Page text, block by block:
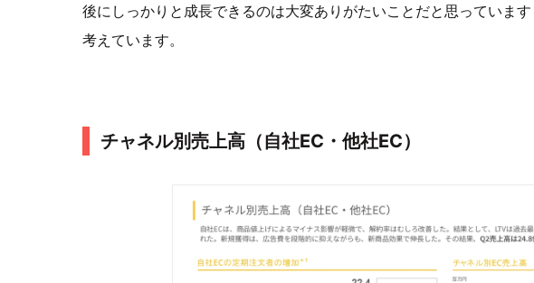
後にしっかりと成長できるのは大変ありがたいことだと思っていま
考えています。
チャネル別売上高（自社EC・他社EC）